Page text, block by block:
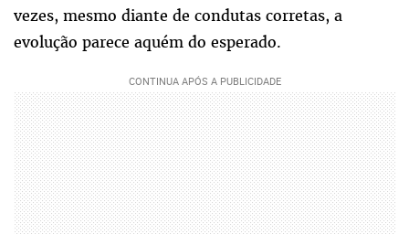
vezes, mesmo diante de condutas corretas, a
evolução parece aquém do esperado.